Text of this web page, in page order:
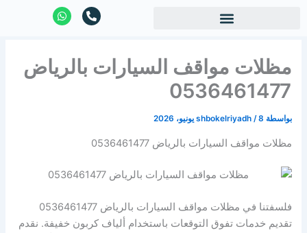
P
h
W
h
p
p
مظلات مواقف السيارات بالرياض
0536461477
بواسطة shbokelriyadh /8 يونيو، 2026
مظلات مواقف السيارات بالرياض 0536461477
فلسفتنا في مظلات مواقف السيارات بالرياض 0536461477
تقديم خدمات تفوق التوقعات باستخدام ألياف كربون خفيفة. نقدم